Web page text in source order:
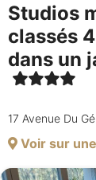
Studios
classés
dans un
17 Avenue Du
Voir sur